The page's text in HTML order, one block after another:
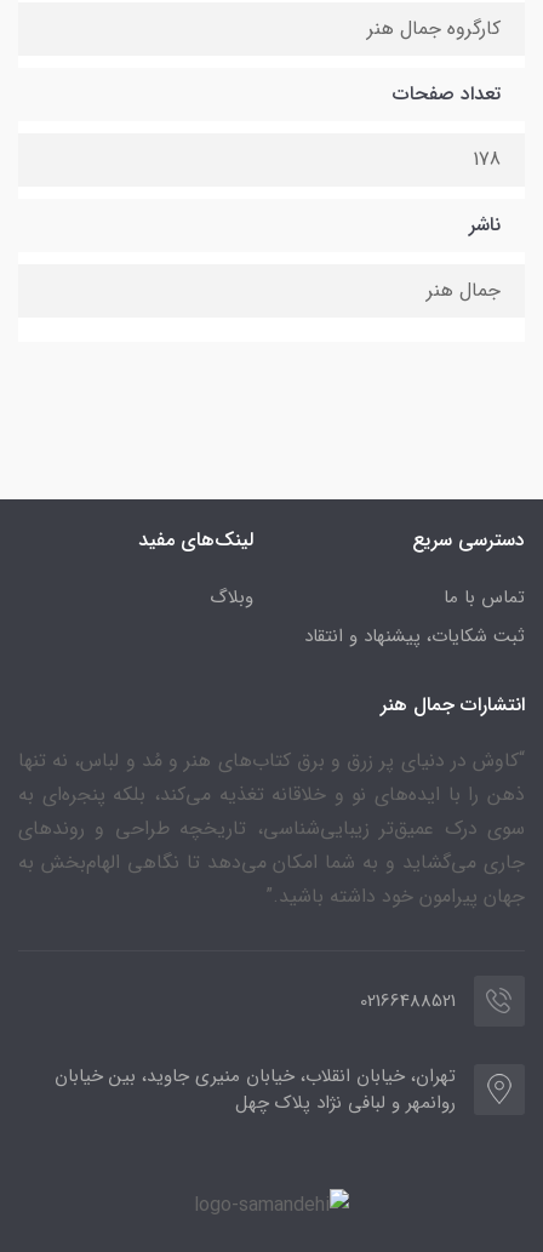
کارگروه جمال هنر
تعداد صفحات
178
ناشر
جمال هنر
دسترسی سریع
تماس با ما
ثبت شکایات، پیشنهاد و انتقاد
لینک‌های مفید
وبلاگ
انتشارات جمال هنر
“کاوش در دنیای پر زرق و برق کتاب‌های هنر و مُد و لباس، نه تنها
ذهن را با ایده‌های نو و خلاقانه تغذیه می‌کند، بلکه پنجره‌ای به
سوی درک عمیق‌تر زیبایی‌شناسی، تاریخچه طراحی و روندهای
جاری می‌گشاید و به شما امکان می‌دهد تا نگاهی الهام‌بخش به
جهان پیرامون خود داشته باشید.”
02166488521
تهران، خیابان انقلاب، خیابان منیری جاوید، بین خیابان
روانمهر و لبافی نژاد پلاک چهل